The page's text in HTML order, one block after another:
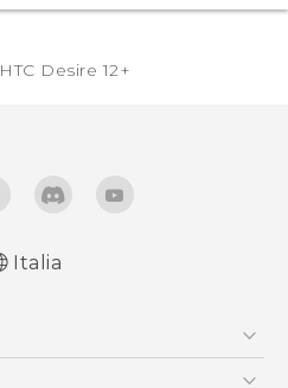
HTC Desire 12+‎
Italia